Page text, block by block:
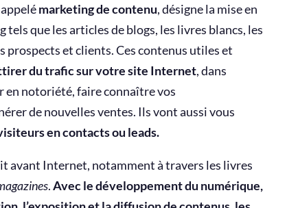
marketing de contenu, désigne la mise en
tels que les articles de blogs, les livres blancs, les
prospects et clients. Ces contenus utiles et
du trafic sur votre site Internet, dans
en notoriété, faire connaître vos
de nouvelles ventes. Ils vont aussi vous
en contacts ou leads.
avant Internet, notamment à travers les livres
.Avec le développement du numérique,